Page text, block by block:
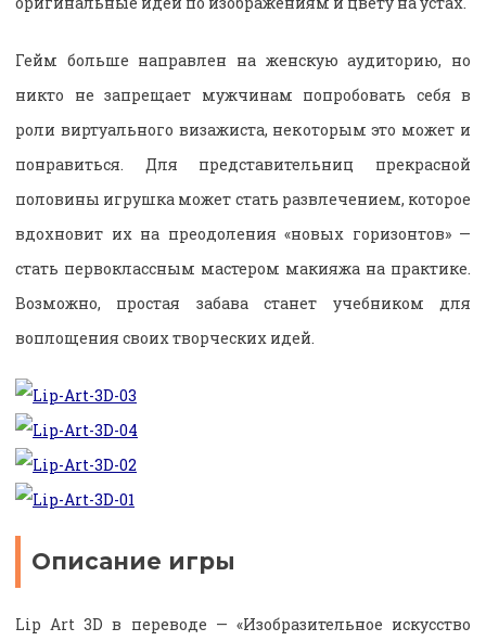
Гейм больше направлен на женскую аудиторию, но
никто не запрещает мужчинам попробовать себя в
роли виртуального визажиста, некоторым это может и
понравиться. Для представительниц прекрасной
половины игрушка может стать развлечением, которое
вдохновит их на преодоления «новых горизонтов» —
стать первоклассным мастером макияжа на практике.
Возможно, простая забава станет учебником для
воплощения своих творческих идей.
Описание игры
Lip Art 3D в переводе — «Изобразительное искусство